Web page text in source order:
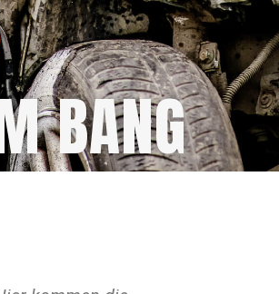
BANG